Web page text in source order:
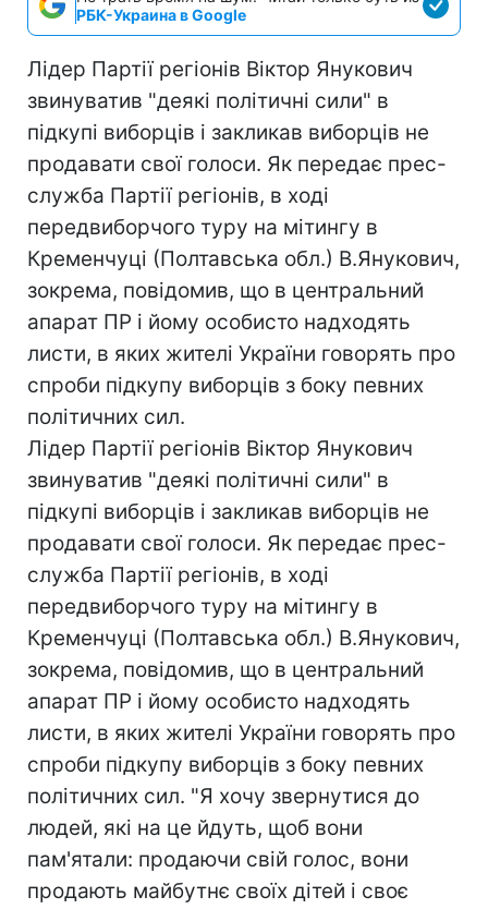
РБК-Украина в Google
Лідер Партії регіонів Віктор Янукович
звинуватив "деякі політичні сили" в
підкупі виборців і закликав виборців не
продавати свої голоси. Як передає прес-
служба Партії регіонів, в ході
передвиборчого туру на мітингу в
Кременчуці (Полтавська обл.) В.Янукович,
зокрема, повідомив, що в центральний
апарат ПР і йому особисто надходять
листи, в яких жителі України говорять про
спроби підкупу виборців з боку певних
політичних сил.
Лідер Партії регіонів Віктор Янукович
звинуватив "деякі політичні сили" в
підкупі виборців і закликав виборців не
продавати свої голоси. Як передає прес-
служба Партії регіонів, в ході
передвиборчого туру на мітингу в
Кременчуці (Полтавська обл.) В.Янукович,
зокрема, повідомив, що в центральний
апарат ПР і йому особисто надходять
листи, в яких жителі України говорять про
спроби підкупу виборців з боку певних
політичних сил. "Я хочу звернутися до
людей, які на це йдуть, щоб вони
пам'ятали: продаючи свій голос, вони
продають майбутнє своїх дітей і своє